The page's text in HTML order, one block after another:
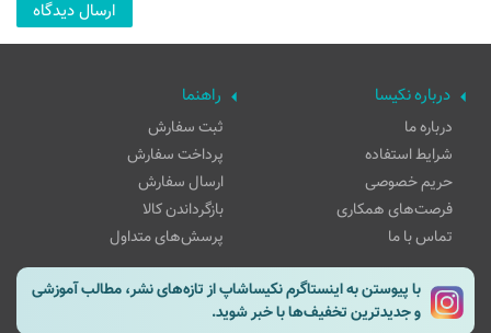
درباره نکیسا
درباره ما
شرایط استفاده
حریم خصوصی
فرصت‌های همکاری
تماس با ما
راهنما
ثبت سفارش
پرداخت سفارش
ارسال سفارش
بازگرداندن کالا
پرسش‌های متداول
با پیوستن به اینستاگرم نکیساشاپ از تازه‌های نشر، مطالب آموزشی
و جدیدترین تخفیف‌ها با خبر شوید.